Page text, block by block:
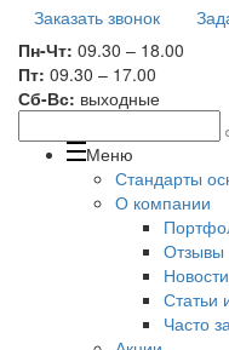
Заказать звонок
Пн-Чт: 09.30 – 18.00
Пт: 09.30 – 17.00
Сб-Вс: выходные
Меню
Стандарты
О компании
Отзывы
Новости
Статьи
Часто